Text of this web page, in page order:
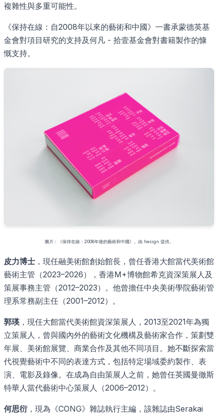
複雜性與多重可能性。
《保持在線：自2008年以來的藝術和中國》一書承蒙德英基
金會對項目研究的支持及何凡 - 拾壹基金會對書籍製作的慷
慨支持。
圖片：《保持在線：2008年後的藝術和中國》。由 hesign 提供。
皮力博士 ，現任融美術館創始館長，曾任香港大館當代美術館
藝術主管（2023–2026），香港M+博物館希克資深策展人及
策展事務主管（2012–2023）。他曾擔任中央美術學院藝術管
理系常務副主任（2001–2012）。
郭瑛 ，現任大館當代美術館資深策展人，2013至2021年為獨
立策展人，曾與國內外的藝術文化機構及藝術家合作，策劃雙
年展、美術館展覽、商業合作及其他不同項目。她不斷探索當
代視覺藝術中不同的表達方式，包括特定場域委約製作、表
演、電影及錄像。在成為自由策展人之前，她曾任英國曼徹斯
特華人當代藝術中心策展人（2006–2012）。
何思衍 ，現為《CONG》雜誌執行主編，該雜誌由Serakai